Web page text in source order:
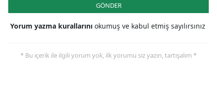
GÖNDER
Yorum yazma kurallarını okumuş ve kabul etmiş sayılırsınız
* Bu içerik ile ilgili yorum yok, ilk yorumu siz yazın, tartışalım *